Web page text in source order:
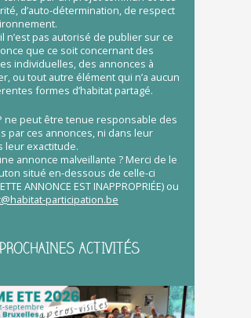
d’auto-détermination, de respect
n’est pas autorisé de publier sur ce
que ce soit concernant des
individuelles, des annonces à
ou tout autre élément qui n’a aucun
formes d’habitat partagé.
ne peut être tenue responsable des
par ces annonces, ni dans leur
leur exactitude.
annonce malveillante ? Merci de le
situé en-dessous de celle-ci
ANNONCE EST INAPPROPRIÉE) ou
participation.be
ACTIVITÉS